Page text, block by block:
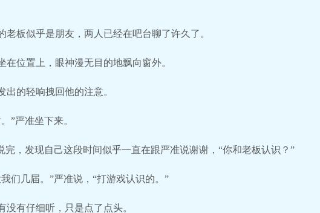
老板似乎是朋友，两人已经在吧台聊了许久了。
在位置上，眼神漫无目的地飘向窗外。
出的轻响拽回他的注意。
”严准坐下来。
完，发现自己这段时间似乎一直在跟严准说谢谢，“你和老板认识？”
们几届。”严准说，“打游戏认识的。”
没有仔细听，只是点了点头。